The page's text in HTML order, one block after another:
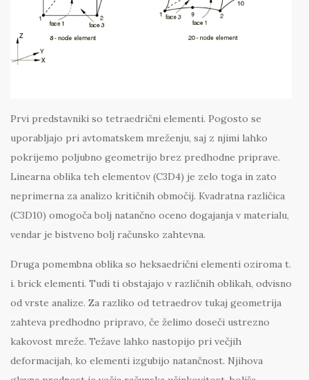
Prvi predstavniki so tetraedrični elementi. Pogosto se
uporabljajo pri avtomatskem mreženju, saj z njimi lahko
pokrijemo poljubno geometrijo brez predhodne priprave.
Linearna oblika teh elementov (C3D4) je zelo toga in zato
neprimerna za analizo kritičnih območij. Kvadratna različica
(C3D10) omogoča bolj natančno oceno dogajanja v materialu,
vendar je bistveno bolj računsko zahtevna.
Druga pomembna oblika so heksaedrični elementi oziroma t.
i. brick elementi. Tudi ti obstajajo v različnih oblikah, odvisno
od vrste analize. Za razliko od tetraedrov tukaj geometrija
zahteva predhodno pripravo, če želimo doseči ustrezno
kakovost mreže. Težave lahko nastopijo pri večjih
deformacijah, ko elementi izgubijo natančnost. Njihova